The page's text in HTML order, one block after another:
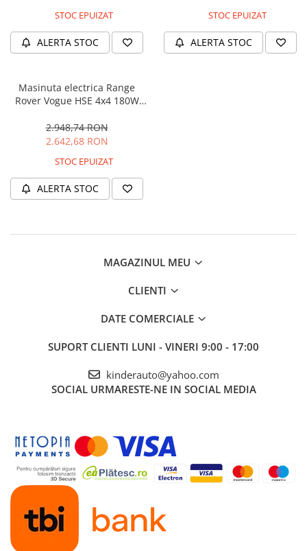
STOC EPUIZAT
ALERTA STOC
STOC EPUIZAT
ALERTA STOC
Masinuta electrica Range
Rover Vogue HSE 4x4 180W
2.948,74 RON
2.642,68 RON
STOC EPUIZAT
ALERTA STOC
MAGAZINUL MEU
CLIENTI
DATE COMERCIALE
SUPORT CLIENTI LUNI - VINERI 9:00 - 17:00
kinderauto@yahoo.com
SOCIAL URMARESTE-NE IN SOCIAL MEDIA